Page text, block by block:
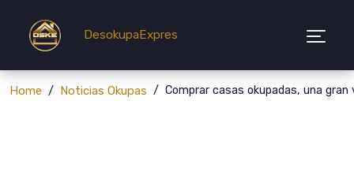
DesokupaExpres
Home Noticias Okupas Comprar casas okupadas, una